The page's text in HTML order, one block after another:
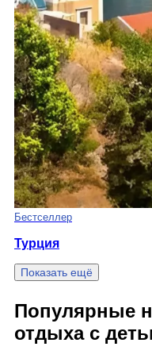
Бестселлер
Турция
Показать ещё
Популярные
отдыха с